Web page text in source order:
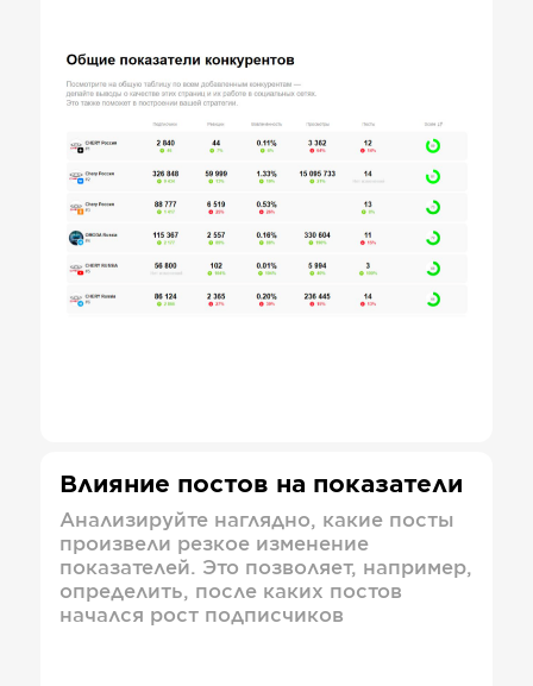
Влияние постов на показатели
Анализируйте наглядно, какие посты
произвели резкое изменение
показателей. Это позволяет, например,
определить, после каких постов
начался рост подписчиков